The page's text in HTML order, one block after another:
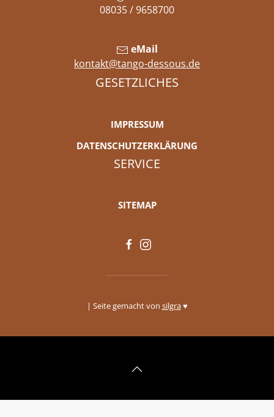
08035 / 9658700
eMail
kontakt@tango-dessous.de
GESETZLICHES
IMPRESSUM
DATENSCHUTZERKLÄRUNG
SERVICE
SITEMAP
| Seite gemacht von silgra♥